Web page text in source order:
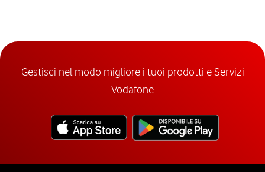
Gestisci nel modo migliore i tuoi prodotti e Servizi
Vodafone